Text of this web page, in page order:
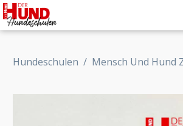
Hundeschulen / Mensch Und Hund